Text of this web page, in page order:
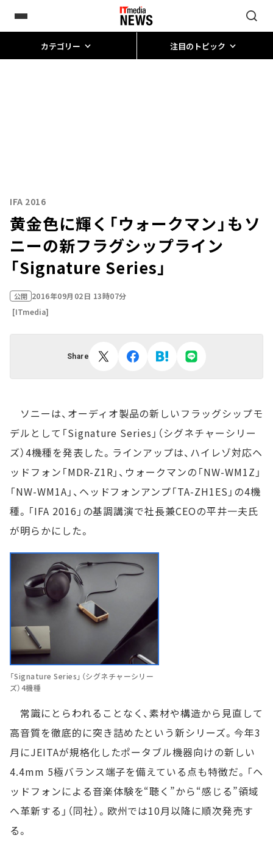
カテゴリー 注目のトピック
IFA 2016
黄金色に輝く「ウォークマン」も――ソ
ニーの新フラグシップライン
「Signature Series」
公開 2016年09月02日 13時07分
[ITmedia]
Share
ソニーは、オーディオ製品の新しいフラッグシップモ
デルとして「Signature Series」（シグネチャーシリー
ズ）4機種を発表した。ラインアップは、ハイレゾ対応ヘ
ッドフォン「MDR-Z1R」、ウォークマンの「NW-WM1Z」
「NW-WM1A」、ヘッドフォンアンプ「TA-ZH1ES」の4機
種。「IFA 2016」の基調講演で社長兼CEOの平井一夫氏
が明らかにした。
「Signature Series」（シグネチャーシリー
ズ）4機種
常識にとらわれることなく、素材や構造から見直して
高音質を徹底的に突き詰めたという新シリーズ。今年3
月にJEITAが規格化したポータブル機器向けの新しい
4.4mm 5極バランス端子を備えている点も特徴だ。「ヘ
ッドフォンによる音楽体験を“聴く”から“感じる”領域
へ革新する」（同社）。欧州では10月以降に順次発売す
る。